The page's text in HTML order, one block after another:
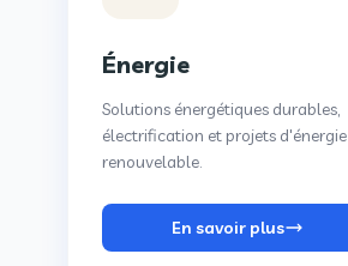
Énergie
Solutions énergétiques durables,
électrification et projets d'énergie
renouvelable.
En savoir plus